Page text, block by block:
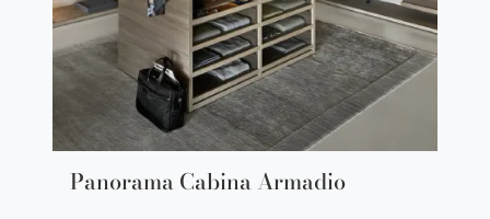
Panorama Cabina Armadio